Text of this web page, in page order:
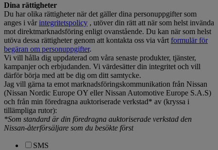
Dina rättigheter
Du har olika rättigheter när det gäller dina personuppgifter som
anges i vår integritetspolicy , utöver din rätt att när som helst invända
mot direktmarknadsföring enligt ovanstående. Du kan när som helst
utöva dessa rättigheter genom att kontakta oss via vårt formulär för
begäran om personuppgifter.
Vi vill hålla dig uppdaterad om våra senaste produkter, tjänster,
kampanjer och erbjudanden. Vi värdesätter din integritet och vill
därför börja med att be dig om ditt samtycke.
Jag vill gärna ta emot marknadsföringskommunikation från Nissan
(Nissan Nordic Europe OY eller Nissan Automotive Europe S.A.S)
och från min föredragna auktoriserade verkstad* av (kryssa i
tillämpliga rutor):
*Som standard är din föredragna auktoriserade verkstad den
Nissan-återförsäljare som du besökte först
SMS